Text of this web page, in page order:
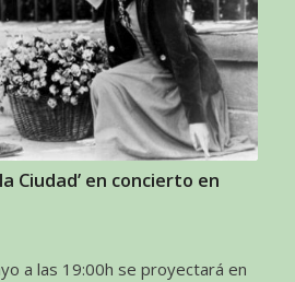
Ciudad’ en concierto en
a las 19:00h se proyectará en